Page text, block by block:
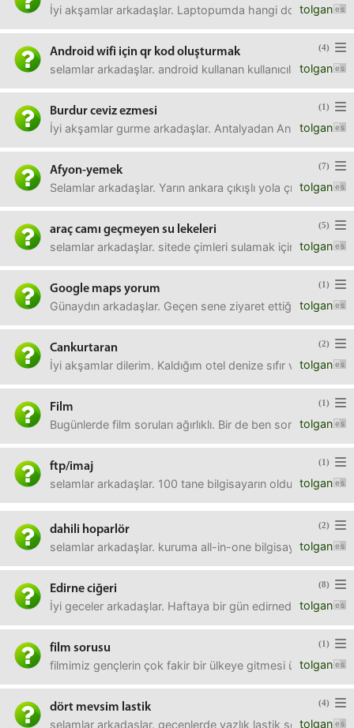
tolgan
İyi akşamlar arkadaşlar. Laptopumda hangi donanım
(4)
Android wifi için qr kod oluşturmak
tolgan
selamlar arkadaşlar. android kullanan
(1)
Burdur ceviz ezmesi
tolgan
İyi akşamlar gurme arkadaşlar. Antalyadan Ankaraya
(7)
Afyon-yemek
tolgan
Selamlar arkadaşlar. Yarın ankara çıkışlı yola
(5)
araç camı geçmeyen su lekeleri
tolgan
selamlar arkadaşlar. sitede çimleri sulamak için
(1)
Google maps yorum
tolgan
Günaydın arkadaşlar. Geçen sene ziyaret ettiğim bir yer
(2)
Cankurtaran
tolgan
İyi akşamlar dilerim. Kaldığım otel denize sıfır ve
(1)
Film
tolgan
Bugünlerde film soruları ağırlıklı. Bir de ben
(1)
ftp/imaj
tolgan
selamlar arkadaşlar. 100 tane bilgisayarın olduğu bir
(2)
dahili hoparlör
tolgan
selamlar arkadaşlar. kuruma all-in-one bilgisayarlardan
(8)
Edirne ciğeri
tolgan
İyi geceler arkadaşlar. Haftaya bir gün edirnede
(1)
film sorusu
tolgan
filmimiz gençlerin çok fakir bir ülkeye gitmesi üzerine.
(4)
dört mevsim lastik
tolgan
selamlar arkadaşlar. geçenlerde yazlık lastik sorusu